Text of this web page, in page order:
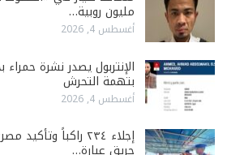
مليون روبية…
أغسطس 4, 2026
الإنتربول يصدر نشرة
بتهمة التحرش
أغسطس 4, 2026
إجلاء ٢٣٤ راكباً